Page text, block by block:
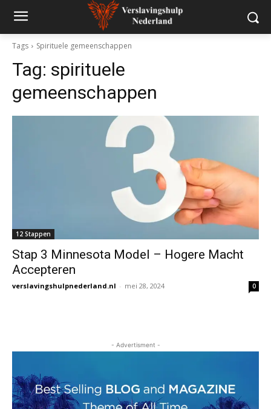
Tags Spirituele gemeenschappen
Tag: spirituele
gemeenschappen
12 Stappen
Stap 3 Minnesota Model – Hogere Macht
Accepteren
verslavingshulpnederland.nl - mei 28, 2024 0
- Advertisment -